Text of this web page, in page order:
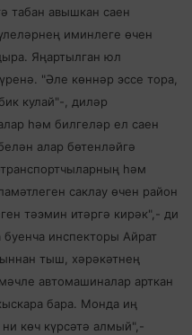
табан авышкан саен
иминлеге өчен
Яңартылган юл
"Әле көннәр эссе тора,
кулай"-, диләр
һәм билгеләр ел саен
алар бөтенләйгә
һәм
саклау өчен район
тәэмин итәргә кирәк",- ди
инспекторы Айрат
тыш, хәрәкәтнең
автомашиналар арткан
бара. Монда иң
көч күрсәтә алмый",-